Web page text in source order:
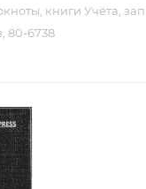
книги Учёта,
80-6738